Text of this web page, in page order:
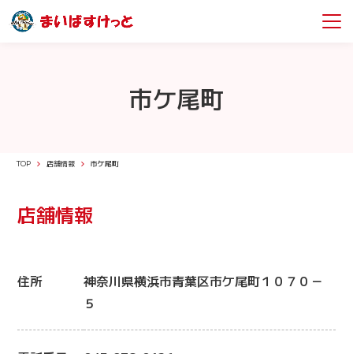
市ケ尾町
TOP 店舗情報 市ケ尾町
店舗情報
住所
神奈川県横浜市青葉区市ケ尾町１０７０－
５